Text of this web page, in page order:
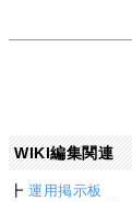
WIKI編集関連
┣運用掲示板